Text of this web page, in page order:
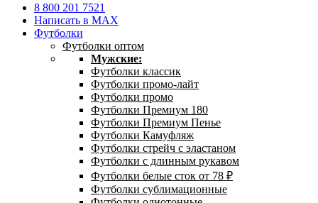
8 800 201 7521
Написать в MAX
Футболки
Футболки оптом
Мужские:
Футболки классик
Футболки промо-лайт
Футболки промо
Футболки Премиум 180
Футболки Премиум Пенье
Футболки Камуфляж
Футболки стрейч с эластаном
Футболки с длинным рукавом
Футболки белые сток от 78 ₽
Футболки сублимационные